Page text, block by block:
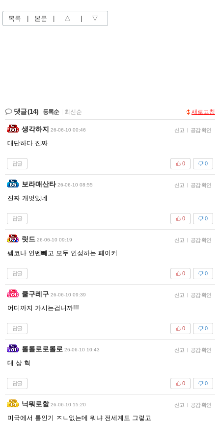
목록 | 본문 | △ | ▽
댓글(14) 등록순 최신순 새로고침
생각하지 26-06-10 00:46 신고 | 공감 확인
대단하다 진짜
답글 0
0
보라매산타 26-06-10 08:55 신고 | 공감 확인
진짜 개멋있네
답글 0
0
릿드 26-06-10 09:19 신고 | 공감 확인
펨코나 인벤빼고 모두 인정하는 페이커
답글 0
0
쿨구레구 26-06-10 09:39 신고 | 공감 확인
어디까지 가시는겁니까!!!
답글 0
0
롤롤로로롤로 26-06-10 10:43 신고 | 공감 확인
대 상 혁
답글 0
0
닉뭐로할 26-06-10 15:20 신고 | 공감 확인
미국에서 롤인기 ㅈㄴ없는데 뭐냐 전세계도 그렇고